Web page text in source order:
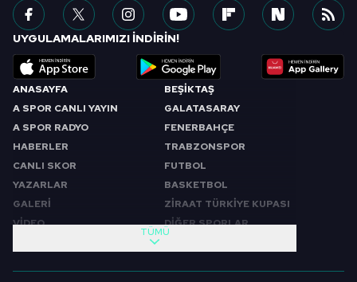
6698 sayılı Kişisel Verilerin Korunması Kanunu uyarınca
hazırlanmış Aydınlatma Metnimizi okumak ve sitemizde
almak için lütfen
tıklayınız.
ANASAYFA
A SPOR CANLI YAYIN
A SPOR RADYO
HABERLER
CANLI SKOR
YAZARLAR
GALERİ
VİDEO
BEŞİKTAŞ
GALATASARAY
FENERBAHÇE
TRABZONSPOR
FUTBOL
BASKETBOL
ZİRAAT TÜRKİYE KUPASI
DİĞER SPORLAR
TÜMÜ
UYGULAMALARIMIZI İNDİRİN!